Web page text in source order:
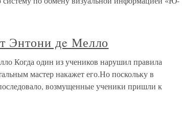
дe Мелло
Когда один из учеников нарушил правила
мастер накажет его.Но поскольку в
возмущенные ученики пришли к